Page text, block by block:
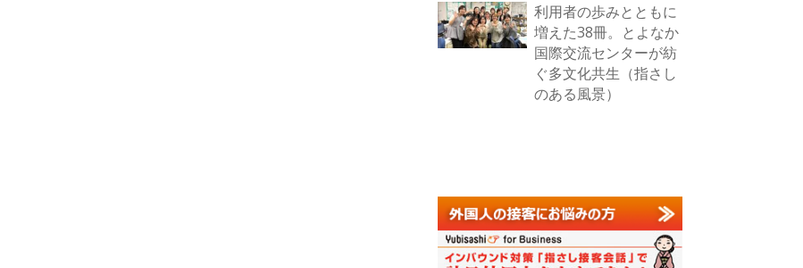
利用者の歩みとともに
増えた38冊。とよなか
国際交流センターが紡
ぐ多文化共生（指さし
のある風景）